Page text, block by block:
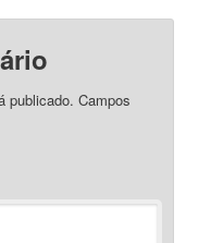
publicado. Campos